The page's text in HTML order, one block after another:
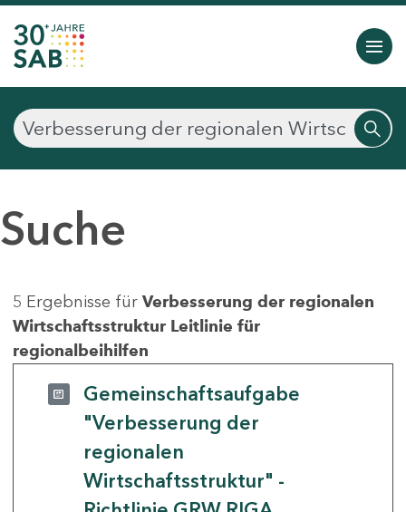
Suche
5 Ergebnisse für Verbesserung der regionalen
Wirtschaftsstruktur Leitlinie für
regionalbeihilfen
Gemeinschaftsaufgabe
"Verbesserung der
regionalen
Wirtschaftsstruktur" -